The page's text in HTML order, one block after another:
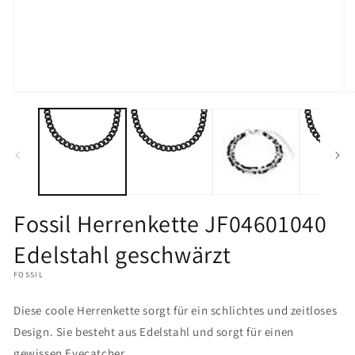
Fossil Herrenkette JF04601040
Edelstahl geschwärzt
FOSSIL
Diese coole Herrenkette sorgt für ein schlichtes und zeitloses
Design. Sie besteht aus Edelstahl und sorgt für einen